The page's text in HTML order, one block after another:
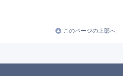
このページの上部へ